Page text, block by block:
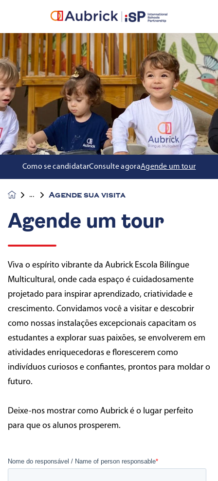
Como se candidatarConsulte agoraAgende um tour
Agende sua visita
Agende um tour
Viva o espírito vibrante da Aubrick Escola Bilíngue
Multicultural, onde cada espaço é cuidadosamente
projetado para inspirar aprendizado, criatividade e
crescimento. Convidamos você a visitar e descobrir
como nossas instalações excepcionais capacitam os
estudantes a explorar suas paixões, se envolverem em
atividades enriquecedoras e florescerem como
indivíduos curiosos e confiantes, prontos para moldar o
futuro.
Deixe-nos mostrar como Aubrick é o lugar perfeito
para que os alunos prosperem.